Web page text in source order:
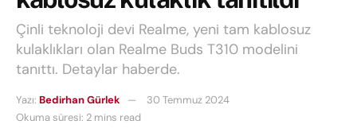
Çinli teknoloji devi Realme, yeni tam kablosuz
kulaklıkları olan Realme Buds T310 modelini
tanıttı. Detaylar haberde.
Yazı: Bedirhan Gürlek
30 Temmuz 2024
Okuma süresi: 2 mins read